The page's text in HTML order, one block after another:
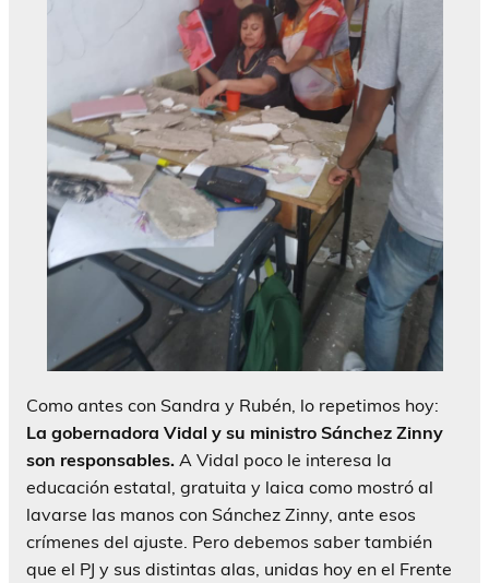
Como antes con Sandra y Rubén, lo repetimos hoy:
La gobernadora Vidal y su ministro Sánchez Zinny
son responsables. A Vidal poco le interesa la
educación estatal, gratuita y laica como mostró al
lavarse las manos con Sánchez Zinny, ante esos
crímenes del ajuste. Pero debemos saber también
que el PJ y sus distintas alas, unidas hoy en el Frente